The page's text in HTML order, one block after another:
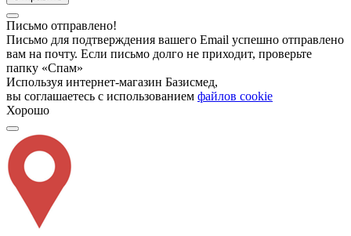
Письмо отправлено!
Письмо для подтверждения вашего Email успешно отправлено
вам на почту. Если письмо долго не приходит, проверьте
папку «Спам»
Используя интернет-магазин Базисмед,
вы соглашаетесь с использованием файлов cookie
Хорошо